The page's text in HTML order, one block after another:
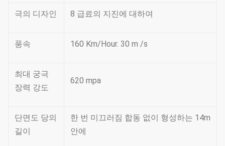
극의 디자인 8 급료의 지진에 대하여
풍속 160 Km/Hour. 30 m /s
최대 궁극
장력 강도
620 mpa
단면도 당의
길이
한 번 미끄러짐 합동 없이 형성하는 14m
안에